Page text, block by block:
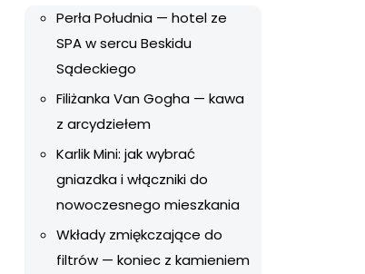
Perła Południa — hotel ze
SPA w sercu Beskidu
Sądeckiego
Filiżanka Van Gogha — kawa
z arcydziełem
Karlik Mini: jak wybrać
gniazdka i włączniki do
nowoczesnego mieszkania
Wkłady zmiękczające do
filtrów — koniec z kamieniem